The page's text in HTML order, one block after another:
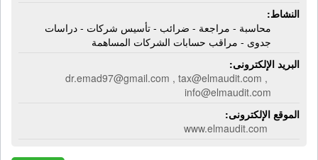
النشاط:
محاسبة - مراجعة - ضرائب - تأسيس شركات - دراسات
جدوى - مراقب حسابات الشركات المساهمة
البريد الإلكترونى:
dr.emad97@gmail.com , tax@elmaudit.com ,
info@elmaudit.com
الموقع الإلكترونى:
www.elmaudit.com